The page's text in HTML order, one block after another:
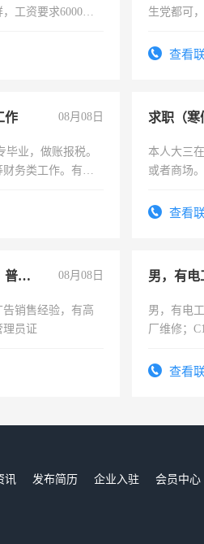
工资要求6000以
生党都可
勤快的四
查看
作 08月08日
毕业，做账报税。
务类工作。有会
求职（寒
本人大三
或者商场。
查看
兼职或全职销售、普工、维修 08月08日
销售经验，有高
理员证
男，有电
男，有电
厂维修；
电话查看
讯 发布简历 企业入驻 会员中心